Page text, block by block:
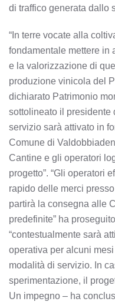
di traffico generata dallo
“In terre vocate alla
fondamentale mettere in
e la valorizzazione di
produzione vinicola del
dichiarato Patrimonio
sottolineato il presidente
servizio sarà attivato in
Comune di
Cantine e gli operatori
progetto”. “Gli operatori
rapido delle merci
partirà la consegna alle
predefinite” ha
“contestualmente sarà
operativa per alcuni
modalità di servizio. In
sperimentazione, il
Un impegno – ha